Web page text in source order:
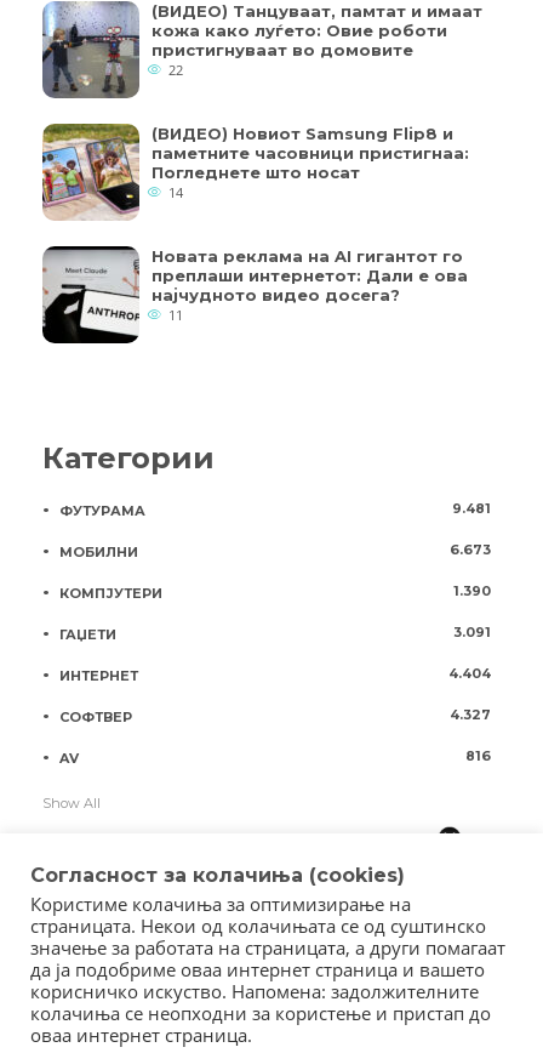
(ВИДЕО) Танцуваат, памтат и имаат
кожа како луѓето: Овие роботи
пристигнуваат во домовите
22
(ВИДЕО) Новиот Samsung Flip8 и
паметните часовници пристигнаа:
Погледнете што носат
14
Новата реклама на AI гигантот го
преплаши интернетот: Дали е ова
најчудното видео досега?
11
Категории
ФУТУРАМА 9.481
МОБИЛНИ 6.673
КОМПЈУТЕРИ 1.390
ГАЏЕТИ 3.091
ИНТЕРНЕТ 4.404
СОФТВЕР 4.327
AV 816
Show All
Согласност за колачиња (cookies)
Користиме колачиња за оптимизирање на
страницата. Некои од колачињата се од суштинско
значење за работата на страницата, а други помагаат
да ја подобриме оваа интернет страница и вашето
корисничко искуство. Напомена: задолжителните
колачиња се неопходни за користење и пристап до
оваа интернет страница.